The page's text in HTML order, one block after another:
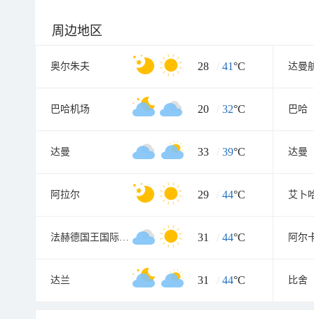
周边地区
奥尔朱夫 28 / 41°C 达曼
巴哈机场 20 / 32°C 巴哈
达曼 33 / 39°C 达曼
阿拉尔 29 / 44°C 艾卜
法赫德国王国际机场 31 / 44°C 阿尔
达兰 31 / 44°C 比舍